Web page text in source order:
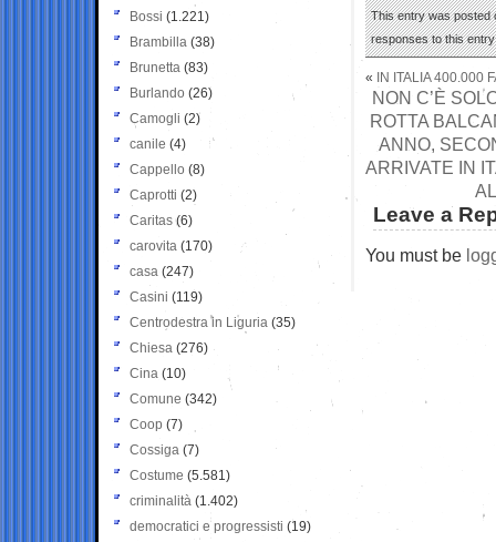
This entry was posted
responses to this
« IN ITALIA 400.000
NON C’È
ROTTA
ANNO,
ARRIVATE IN
Leave a
You must be
Bossi (1.221)
Brambilla (38)
Brunetta (83)
Burlando (26)
Camogli (2)
canile (4)
Cappello (8)
Caprotti (2)
Caritas (6)
carovita (170)
casa (247)
Casini (119)
Centrodestra in Liguria (35)
Chiesa (276)
Cina (10)
Comune (342)
Coop (7)
Cossiga (7)
Costume (5.581)
criminalità (1.402)
democratici e progressisti (19)